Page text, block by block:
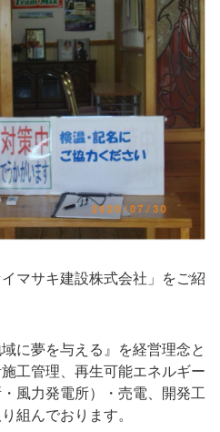
マサキ建設株式会社」をご紹
に夢を与える』を経営理念と
工管理、再生可能エネルギー
風力発電所）・売電、開発工
組んでおります。